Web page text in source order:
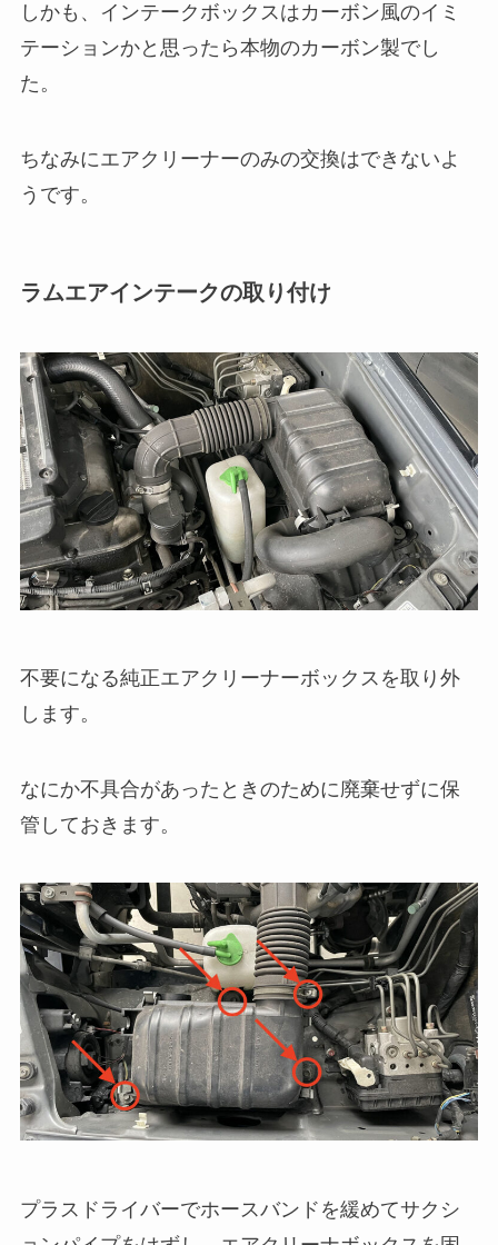
しかも、インテークボックスはカーボン風のイミ
テーションかと思ったら本物のカーボン製でし
た。
ちなみにエアクリーナーのみの交換はできないよ
うです。
ラムエアインテークの取り付け
不要になる純正エアクリーナーボックスを取り外
します。
なにか不具合があったときのために廃棄せずに保
管しておきます。
プラスドライバーでホースバンドを緩めてサクシ